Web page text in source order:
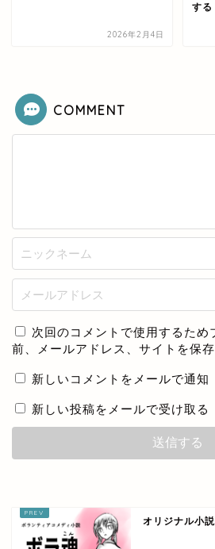
2026年2月4日
する
COMMENT
次回のコメントで使用するため
前、メールアドレス、サイトを保存
新しいコメントをメールで通知
新しい投稿をメールで受け取る
オリジナル小